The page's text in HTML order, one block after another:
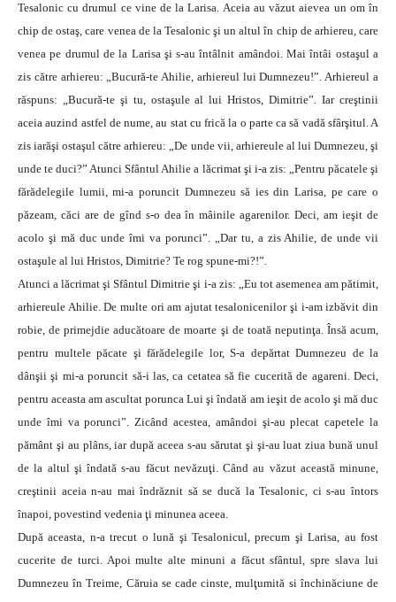
Tesalonic cu drumul ce vine de la Larisa. Aceia au văzut aievea un om în
chip de ostaş, care venea de la Tesalonic şi un altul în chip de arhiereu, care
venea pe drumul de la Larisa şi s-au întâlnit amândoi. Mai întâi ostaşul a
zis către arhiereu: „Bucură-te Ahilie, arhiereul lui Dumnezeu!”. Arhiereul a
răspuns: „Bucură-te şi tu, ostaşule al lui Hristos, Dimitrie”. Iar creştinii
aceia auzind astfel de nume, au stat cu frică la o parte ca să vadă sfârşitul. A
zis iarăşi ostaşul către arhiereu: „De unde vii, arhiereule al lui Dumnezeu, şi
unde te duci?” Atunci Sfântul Ahilie a lăcrimat şi i-a zis: „Pentru păcatele şi
fărădelegile lumii, mi-a poruncit Dumnezeu să ies din Larisa, pe care o
păzeam, căci are de gînd s-o dea în mâinile agarenilor. Deci, am ieşit de
acolo şi mă duc unde îmi va porunci”. „Dar tu, a zis Ahilie, de unde vii
ostaşule al lui Hristos, Dimitrie? Te rog spune-mi?!”.
Atunci a lăcrimat şi Sfântul Dimitrie şi i-a zis: „Eu tot asemenea am pătimit,
arhiereule Ahilie. De multe ori am ajutat tesalonicenilor şi i-am izbăvit din
robie, de primejdie aducătoare de moarte şi de toată neputinţa. Însă acum,
pentru multele păcate şi fărădelegile lor, S-a depărtat Dumnezeu de la
dânşii şi mi-a poruncit să-i las, ca cetatea să fie cucerită de agareni. Deci,
pentru aceasta am ascultat porunca Lui şi îndată am ieşit de acolo şi mă duc
unde îmi va porunci”. Zicând acestea, amândoi şi-au plecat capetele la
pământ şi au plâns, iar după aceea s-au sărutat şi şi-au luat ziua bună unul
de la altul şi îndată s-au făcut nevăzuţi. Când au văzut această minune,
creştinii aceia n-au mai îndrăznit să se ducă la Tesalonic, ci s-au întors
înapoi, povestind vedenia ţi minunea aceea.
După aceasta, n-a trecut o lună şi Tesalonicul, precum şi Larisa, au fost
cucerite de turci. Apoi multe alte minuni a făcut sfântul, spre slava lui
Dumnezeu în Treime, Căruia se cade cinste, mulţumită si închinăciune de